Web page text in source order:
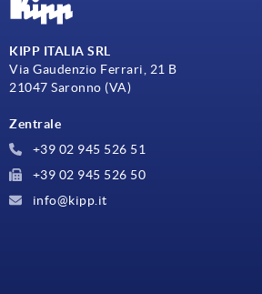
KIPP ITALIA SRL
Via Gaudenzio Ferrari, 21 B
21047 Saronno (VA)
Zentrale
+39 02 945 526 51
+39 02 945 526 50
info@kipp.it